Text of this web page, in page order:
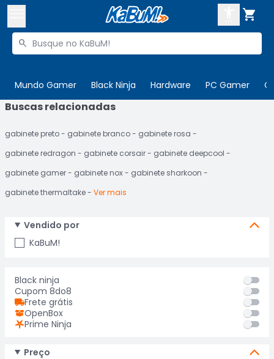

Buscar produtos

Mundo Gamer Black Ninja Hardware PC Gamer

 Departamentos
Cupons
Mais Vendidos
Ativar tradutor em libras
ENTRE
CADASTRE-SE
Buscas relacionadas
gabinete preto gabinete branco
gabinete rosa
gabinete redragon
gabinete corsair
gabinete deepcool
gabinete gamer
gabinete nox
gabinete sharkoon
gabinete thermaltake
Ver mais
Vendido por
KaBuM!
Black ninja
Cupom 8do8
Frete grátis
OpenBox
Prime Ninja
Preço